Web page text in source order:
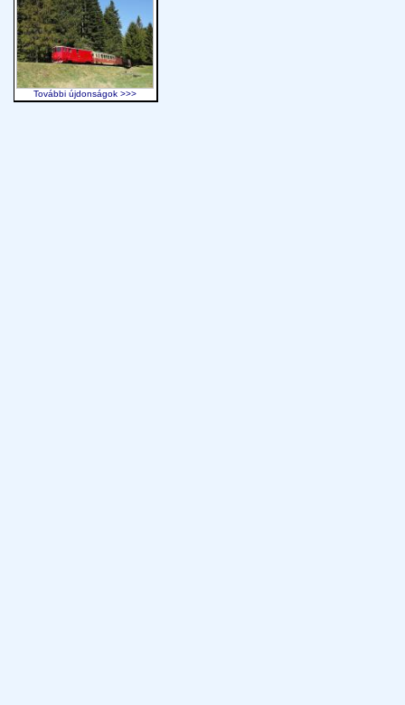
További újdonságok >>>